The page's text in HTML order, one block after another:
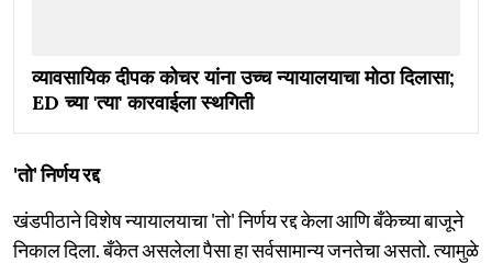
व्यावसायिक दीपक कोचर यांना उच्च न्यायालयाचा मोठा दिलासा;
ED च्या 'त्या' कारवाईला स्थगिती
'तो' निर्णय रद्द
खंडपीठाने विशेष न्यायालयाचा 'तो' निर्णय रद्द केला आणि बँकेच्या बाजूने
निकाल दिला. बँकेत असलेला पैसा हा सर्वसामान्य जनतेचा असतो. त्यामुळे